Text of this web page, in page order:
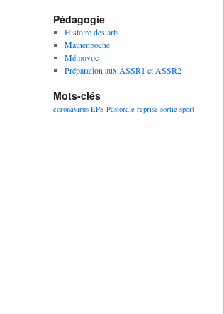
Pédagogie
Histoire des arts
Mathenpoche
Mémovoc
Préparation aux ASSR1 et ASSR2
Mots-clés
coronavirus EPS Pastorale reprise sortie sport